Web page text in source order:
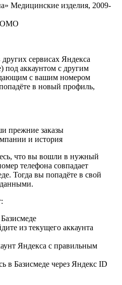
Медицинские изделия, 2009-
сервисах Яндекса
аккаунтом с другим
с вашим номером
в новый профиль,
прежние заказы
и история
что вы вошли в нужный
телефона совпадает
Тогда вы попадёте в свой
из текущего аккаунта
Яндекса с правильным
в Базисмеде через Яндекс ID